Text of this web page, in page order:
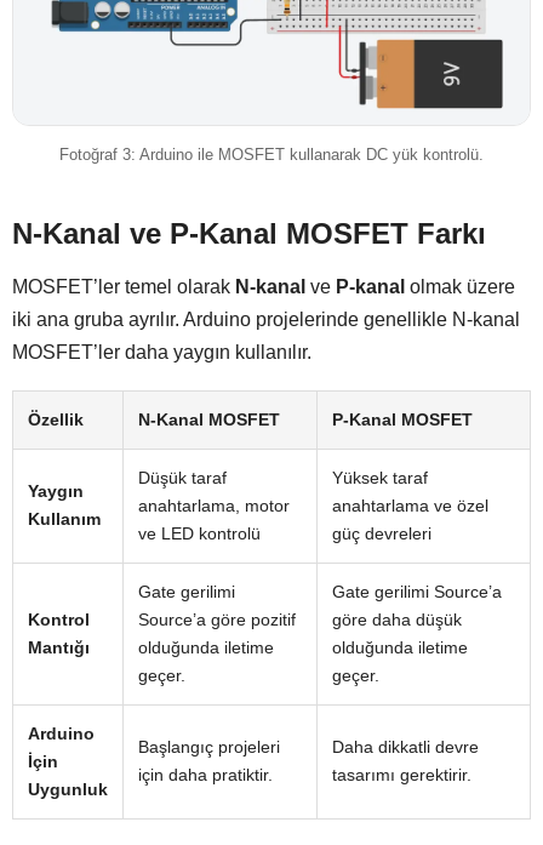
Fotoğraf 3: Arduino ile MOSFET kullanarak DC yük kontrolü.
N-Kanal ve P-Kanal MOSFET Farkı
MOSFET’ler temel olarak N-kanal ve P-kanal olmak üzere
iki ana gruba ayrılır. Arduino projelerinde genellikle N-kanal
MOSFET’ler daha yaygın kullanılır.
Özellik N-Kanal MOSFET P-Kanal MOSFET
Yaygın
Kullanım
Düşük taraf
anahtarlama, motor
ve LED kontrolü
Yüksek taraf
anahtarlama ve özel
güç devreleri
Kontrol
Mantığı
Gate gerilimi
Source’a göre pozitif
olduğunda iletime
geçer.
Gate gerilimi Source’a
göre daha düşük
olduğunda iletime
geçer.
Arduino
İçin
Uygunluk
Başlangıç projeleri
için daha pratiktir.
Daha dikkatli devre
tasarımı gerektirir.